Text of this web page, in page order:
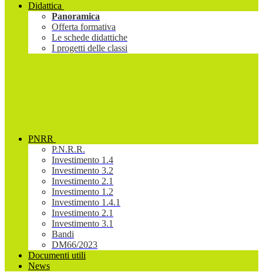
Didattica
Panoramica
Offerta formativa
Le schede didattiche
I progetti delle classi
PNRR
P.N.R.R.
Investimento 1.4
Investimento 3.2
Investimento 2.1
Investimento 1.2
Investimento 1.4.1
Investimento 2.1
Investimento 3.1
Bandi
DM66/2023
Documenti utili
News